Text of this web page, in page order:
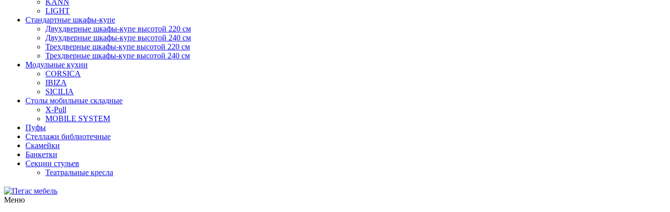
KANN
LIGHT
Стандартные шкафы-купе
Двухдверные шкафы-купе высотой 220 см
Двухдверные шкафы-купе высотой 240 см
Трехдверные шкафы-купе высотой 220 см
Трехдверные шкафы-купе высотой 240 см
Модульные кухни
CORSICA
IBIZA
SICILIA
Столы мобильные складные
X-Pull
MOBILE SYSTEM
Пуфы
Стеллажи библиотечные
Скамейки
Банкетки
Секции стульев
Театральные кресла
Меню